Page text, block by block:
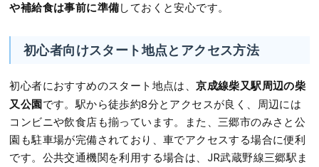
や補給食は事前に準備しておくと安心です。
初心者向けスタート地点とアクセス方法
初心者におすすめのスタート地点は、京成線柴又駅周辺の柴
又公園です。駅から徒歩約8分とアクセスが良く、周辺には
コンビニや飲食店も揃っています。また、三郷市のみさと公
園も駐車場が完備されており、車でアクセスする場合に便利
です。公共交通機関を利用する場合は、JR武蔵野線三郷駅ま